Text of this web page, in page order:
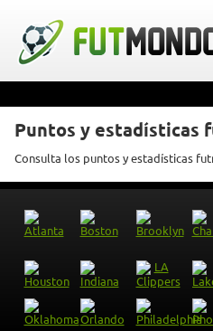
Puntos y estadísticas
Consulta los puntos y estadísticas